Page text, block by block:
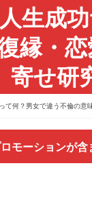
生成
復縁・
寄せ研
て何？男女で違う不倫の意
モーションが含